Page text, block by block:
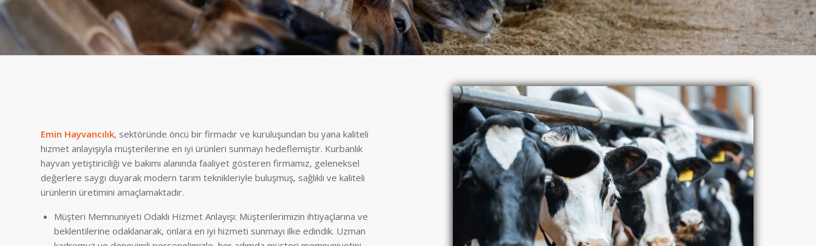
Emin Hayvancılık, sektöründe öncü bir firmadır ve kuruluşundan bu yana kaliteli
hizmet anlayışıyla müşterilerine en iyi ürünleri sunmayı hedeflemiştir. Kurbanlık
hayvan yetiştiriciliği ve bakımı alanında faaliyet gösteren firmamız, geleneksel
değerlere saygı duyarak modern tarım teknikleriyle buluşmuş, sağlıklı ve kaliteli
ürünlerin üretimini amaçlamaktadır.
Müşteri Memnuniyeti Odaklı Hizmet Anlayışı: Müşterilerimizin ihtiyaçlarına ve
beklentilerine odaklanarak, onlara en iyi hizmeti sunmayı ilke edindik. Uzman